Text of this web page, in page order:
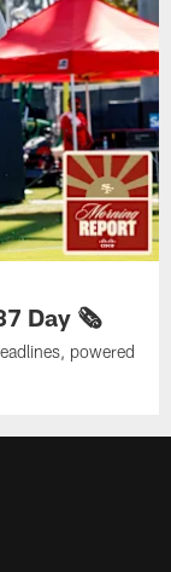
Day 🗞️
powered